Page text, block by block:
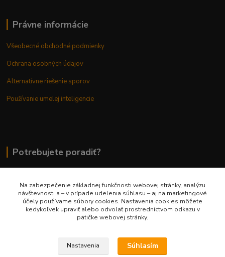
Právne informácie
Všeobecné obchodné podmienky
Ochrana osobných údajov
Alternatívne riešenie sporov
Používanie umelej inteligencie
Potrebujete poradiť?
0948 236 042
info@margaretkashop.sk
Na zabezpečenie základnej funkčnosti webovej stránky, analýzu
návštevnosti a – v prípade udelenia súhlasu – aj na marketingové
účely používame súbory cookies. Nastavenia cookies môžete
kedykoľvek upraviť alebo odvolať prostredníctvom odkazu v
pätičke webovej stránky.
Nastavenia Súhlasím